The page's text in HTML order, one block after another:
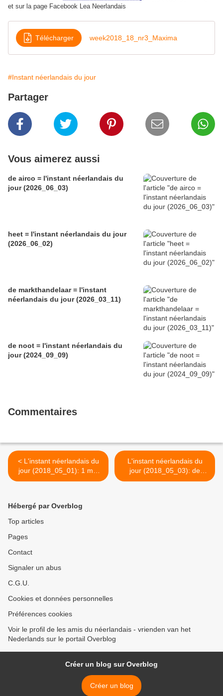
et sur la page Facebook Lea Neerlandais
Télécharger week2018_18_nr3_Maxima
#Instant néerlandais du jour
Partager
Vous aimerez aussi
de airco = l'instant néerlandais du
jour (2026_06_03)
heet = l'instant néerlandais du jour
(2026_06_02)
de markthandelaar = l'instant
néerlandais du jour (2026_03_11)
de noot = l'instant néerlandais du
jour (2024_09_09)
Commentaires
< L'instant néerlandais du
jour (2018_05_01): 1 mei
geen feestdag
L'instant néerlandais du
jour (2018_05_03): de
internationale dag van de
Hébergé par Overblog
Top articles
Pages
Contact
Signaler un abus
C.G.U.
Cookies et données personnelles
Préférences cookies
Voir le profil de les amis du néerlandais - vrienden van het
Nederlands sur le portail Overblog
Créer un blog sur Overblog
Créer un blog